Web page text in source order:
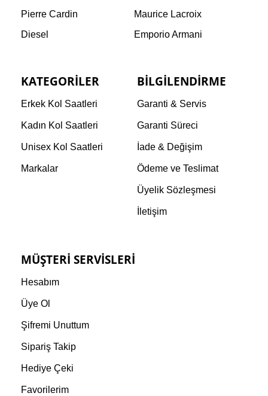
Pierre Cardin
Maurice Lacroix
Diesel
Emporio Armani
KATEGORILER
Erkek Kol Saatleri
Kadın Kol Saatleri
Unisex Kol Saatleri
Markalar
BILGILENDIRME
Garanti & Servis
Garanti Süreci
İade & Değişim
Ödeme ve Teslimat
Üyelik Sözleşmesi
İletişim
MÜŞTERI SERVISLERI
Hesabım
Üye Ol
Şifremi Unuttum
Sipariş Takip
Hediye Çeki
Favorilerim